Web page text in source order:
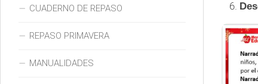
CUADERNO DE REPASO
REPASO PRIMAVERA
MANUALIDADES